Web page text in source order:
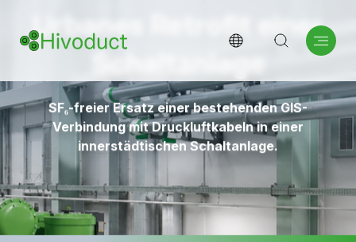
Urbanes Retrofit einer
Schaltanlage